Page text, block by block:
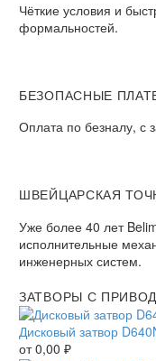
Чёткие условия и
формальностей.​
БЕЗОПАСНЫЕ
Оплата по безналу, с
ШВЕЙЦАРСКАЯ
Уже более 40 лет
исполнительные
инженерных систем.
ЗАТВОРЫ С
Дисковый затвор
от0,00 ₽